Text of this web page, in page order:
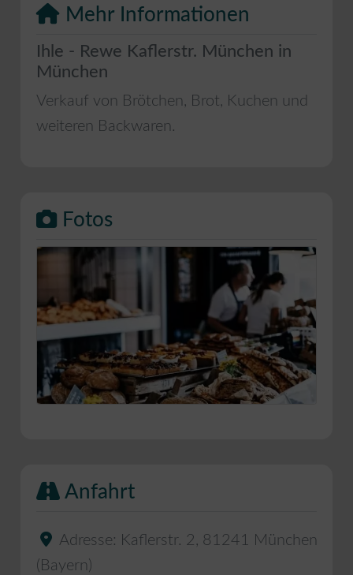
Mehr Informationen
Ihle - Rewe Kaflerstr. München in
München
Verkauf von Brötchen, Brot, Kuchen und
weiteren Backwaren.
Fotos
Anfahrt
Adresse: Kaflerstr. 2 , 81241
München
( Bayern)